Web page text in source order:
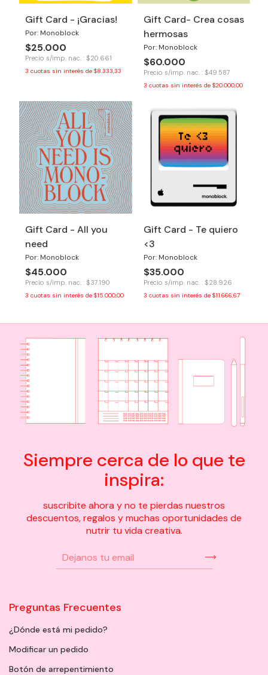
Gift Card - ¡Gracias!
Por: Monoblock
$25.000
Precio s/imp. nac. : $20.661
3 cuotas sin interés de $8.333,33
Gift Card- Crea cosas
hermosas
Por: Monoblock
$60.000
Precio s/imp. nac. : $49.587
3 cuotas sin interés de $20.000,00
Gift Card - All you
need
Por: Monoblock
$45.000
Precio s/imp. nac. : $37.190
3 cuotas sin interés de $15.000,00
Gift Card - Te quiero
<3
Por: Monoblock
$35.000
Precio s/imp. nac. : $28.926
3 cuotas sin interés de $11.666,67
Siempre cerca de lo que te
inspira:
suscribite ahora y no te pierdas nuestros
descuentos, regalos y muchas oportunidades de
nutrir tu vida creativa.
Preguntas Frecuentes
¿Dónde está mi pedido?
Modificar un pedido
Botón de arrepentimiento